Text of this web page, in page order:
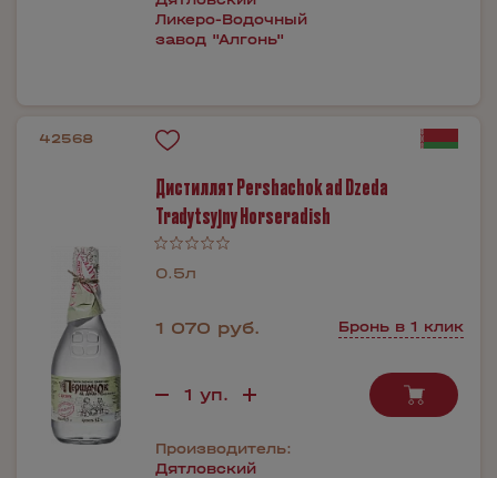
Ликеро-Водочный
завод "Алгонь"
42568
Дистиллят Pershаchok ad Dzedа
Trаdytsyjny Horseradish
0.5л
1 070 руб. Бронь в 1 клик
Производитель:
Дятловский